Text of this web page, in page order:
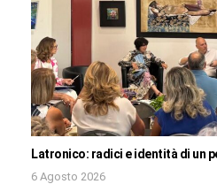
Latronico: radici e identità di un
6 Agosto 2026